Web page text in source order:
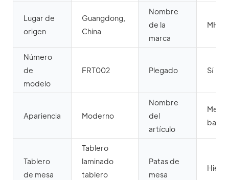
Lugar de
origen
Guangdong,
China
Nombre
de la
marca
MHJ
Número
de
modelo
FRT002 Plegado Sí
Apariencia Moderno
Nombre
del
artículo
Mesa
Tablero
de mesa
Tablero
laminado
tablero
Patas de
mesa
Hierro